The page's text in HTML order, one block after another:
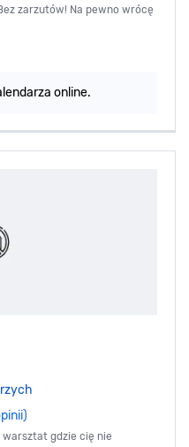
zarzutów! Na pewno wrócę
online.
warsztat gdzie cię nie